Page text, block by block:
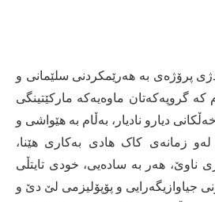
پرۆژەی بە هەرێمکردنی سلێمانی و
کە گروپەکەتان ماوەیەکە مارکێتینگی
دیارو نادیار، بەڵام بە هێواشی و
لەو زمانەی کاک هادی بەکاری هێنا،
ناوێ، هەر بە سادەیی، خودی تایتڵی
جیاوازیگەرایی و پۆپۆلیزمی لێ دێ و